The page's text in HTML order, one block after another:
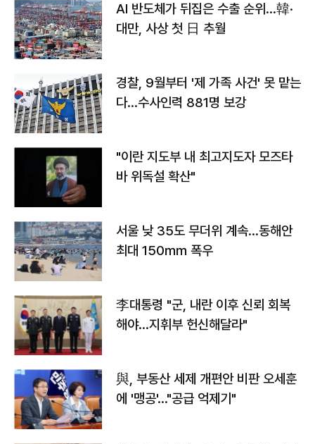
AI 반도체가 뒤집은 수출 순위…韓·
대만, 사상 첫 日 추월
경찰, 9월부터 '제 가족 사건' 못 맡는
다…수사인력 881명 보강
"이란 지도부 내 최고지도자 모즈타
바 위독설 확산"
서울 낮 35도 무더위 계속…동해안
최대 150㎜ 폭우
李대통령 "군, 내란 이후 신뢰 회복
해야…지휘부 헌신해달라"
與, 부동산 세제 개편안 비판 오세훈
에 '맹공'…"공급 억제기"